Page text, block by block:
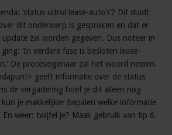
‘status uitrol lease-auto’s’? Dit duidt
dit onderwerp is gesproken en dat er
update zal worden gegeven. Dus noteer in
‘In eerdere fase is besloten lease-
De proceseigenaar zal het woord nemen.
geeft informatie over de status
de vergadering hoef je dit alleen nog
je makkelijker bepalen welke informatie
weer: twijfel je? Maak gebruik van tip 6.